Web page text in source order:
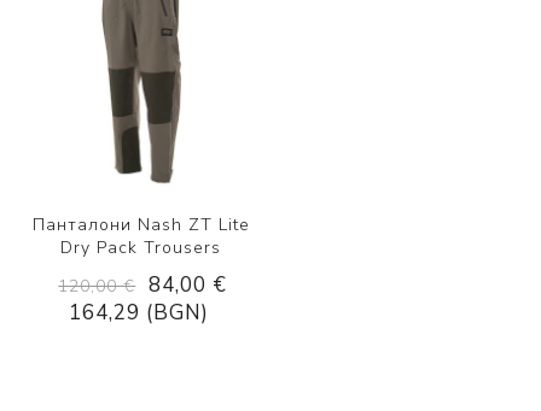
Панталони Nash ZT Lite
Dry Pack Trousers
120,00 € 84,00 €
164,29 (BGN)